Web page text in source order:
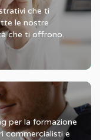
che ti
le nostre
che ti offrono.
per la formazione
commercialisti e